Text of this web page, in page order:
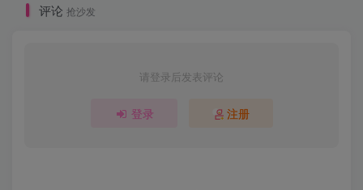
评论 抢沙发
请登录后发表评论
登录 注册